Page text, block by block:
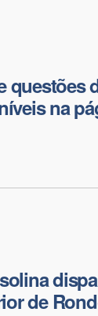
questões
na
de